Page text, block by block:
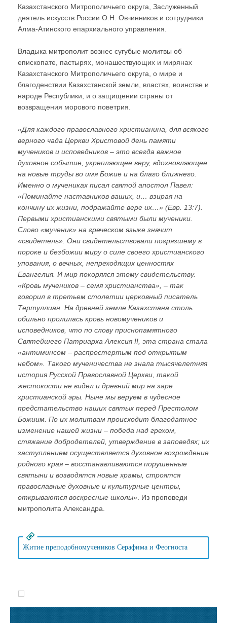
Казахстанского Митрополичьего округа, Заслуженный
деятель искусств России О.Н. Овчинников и сотрудники
Алма-Атинского епархиального управления.
Владыка митрополит вознес сугубые молитвы об
епископате, пастырях, монашествующих и мирянах
Казахстанского Митрополичьего округа, о мире и
благоденствии Казахстанской земли, властях, воинстве и
народе Республики, и о защищении страны от
возвращения морового поветрия.
«Для каждого православного христианина, для всякого
верного чада Церкви Христовой день памяти
мучеников и исповедников – это всегда важное
духовное событие, укрепляющее веру, вдохновляющее
на новые труды во имя Божие и на благо ближнего.
Именно о мучениках писал святой апостол Павел:
«Поминайте наставников ваших, и… взирая на
кончину их жизни, подражайте вере их…» (Евр. 13:7).
Первыми христианскими святыми были мученики.
Слово «мученик» на греческом языке значит
«свидетель». Они свидетельствовали погрязшему в
пороке и безбожии миру о силе своего христианского
упования, о вечных, непреходящих ценностях
Евангелия. И мир покорялся этому свидетельству.
«Кровь мучеников – семя христианства», – так
говорил в третьем столетии церковный писатель
Тертуллиан. На древней земле Казахстана столь
обильно пролилась кровь новомучеников и
исповедников, что по слову приснопамятного
Святейшего Патриарха Алексия II, эта страна стала
«антиминсом – распростертым под открытым
небом». Такого мученичества не знала тысячелетняя
история Русской Православной Церкви, такой
жестокости не видел и древний мир на заре
христианской эры. Ныне мы веруем в чудесное
предстательство наших святых перед Престолом
Божиим. По их молитвам происходит благодатное
изменение нашей жизни – победа над грехом,
стяжание добродетелей, утверждение в заповедях; их
заступлением осуществляется духовное возрождение
родного края – восстанавливаются порушенные
святыни и возводятся новые храмы, строятся
православные духовные и культурные центры,
открываются воскресные школы» . Из проповеди
митрополита Александра.
Житие преподобномучеников Серафима и Феогноста